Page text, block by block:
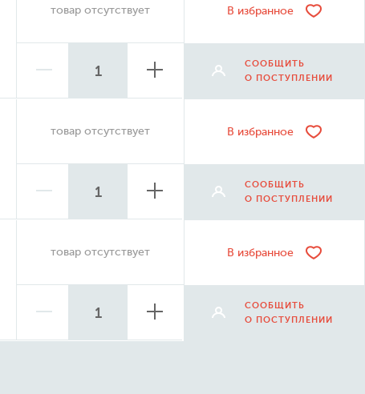
товар отсутствует В избранное
СООБЩИТЬ
О ПОСТУПЛЕНИИ
товар отсутствует В избранное
СООБЩИТЬ
О ПОСТУПЛЕНИИ
товар отсутствует В избранное
СООБЩИТЬ
О ПОСТУПЛЕНИИ